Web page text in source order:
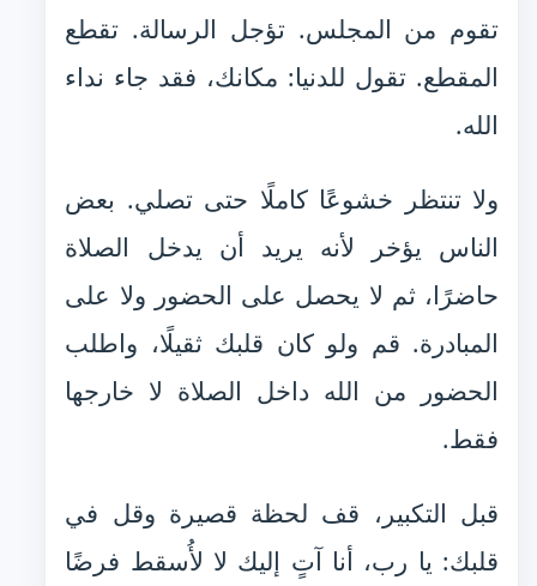
تقوم من المجلس. تؤجل الرسالة. تقطع
المقطع. تقول للدنيا: مكانك، فقد جاء نداء
الله.
ولا تنتظر خشوعًا كاملًا حتى تصلي. بعض
الناس يؤخر لأنه يريد أن يدخل الصلاة
حاضرًا، ثم لا يحصل على الحضور ولا على
المبادرة. قم ولو كان قلبك ثقيلًا، واطلب
الحضور من الله داخل الصلاة لا خارجها
فقط.
قبل التكبير، قف لحظة قصيرة وقل في
قلبك: يا رب، أنا آتٍ إليك لا لأُسقط فرضًا